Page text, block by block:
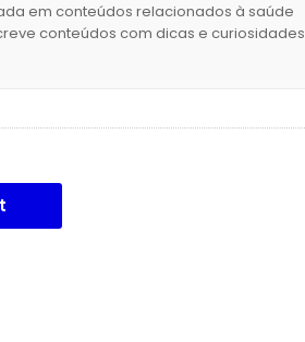
em conteúdos relacionados à saúde
conteúdos com dicas e curiosidades